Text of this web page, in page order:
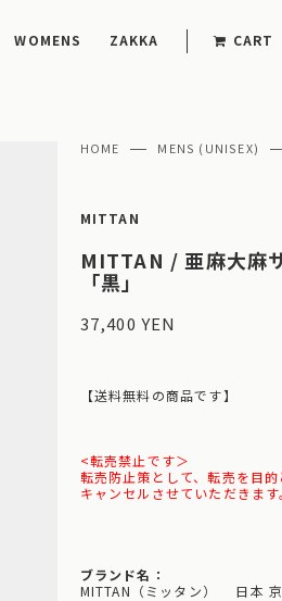
WOMENS ZAKKA CART
HOME MENS (UNISEX)
MITTAN
MITTAN / 亜麻大麻
「黒」
37,400 YEN
【送料無料の商品です】
<転売禁止です＞
転売防止策として、転売を目
キャンセルさせていただきます
ブランド名：
MITTAN（ミッタン） 日本